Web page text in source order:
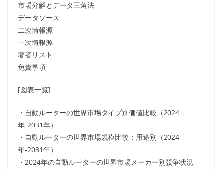
市場分解とデータ三角法
データソース
二次情報源
一次情報源
著者リスト
免責事項
[図表一覧]
・自動ルーターの世界市場タイプ別価値比較（2024
年-2031年）
・自動ルーターの世界市場規模比較：用途別（2024
年-2031年）
・2024年の自動ルーターの世界市場メーカー別競争状況